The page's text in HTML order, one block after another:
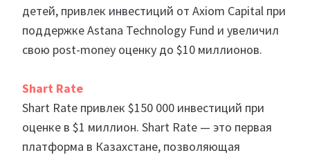
детей, привлек инвестиций от Axiom Capital при
поддержке Astana Technology Fund и увеличил
свою post-money оценку до $10 миллионов.
Shart Rate
Shart Rate привлек $150 000 инвестиций при
оценке в $1 миллион. Shart Rate — это первая
платформа в Казахстане, позволяющая